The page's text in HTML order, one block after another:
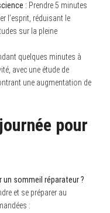
: Prendre 5 minutes
l’esprit, réduisant le
sur la pleine
quelques minutes à
avec une étude de
une augmentation de
pour
sommeil réparateur ?
et se préparer au
: